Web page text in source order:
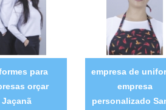
para
orçar
Jaçanã
empresa de
empresa
personalizado